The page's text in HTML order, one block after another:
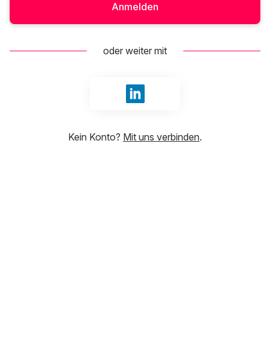
Anmelden
oder weiter mit
Anmelden mit LinkedIn
Kein Konto? Mit uns verbinden.